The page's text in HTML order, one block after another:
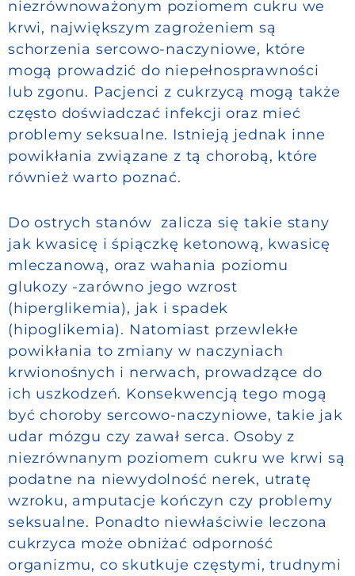
niezrównoważonym poziomem cukru we
krwi, największym zagrożeniem są
schorzenia sercowo-naczyniowe, które
mogą prowadzić do niepełnosprawności
lub zgonu. Pacjenci z cukrzycą mogą także
często doświadczać infekcji oraz mieć
problemy seksualne. Istnieją jednak inne
powikłania związane z tą chorobą, które
również warto poznać.
Do ostrych stanów zalicza się takie stany
jak kwasicę i śpiączkę ketonową, kwasicę
mleczanową, oraz wahania poziomu
glukozy -zarówno jego wzrost
(hiperglikemia), jak i spadek
(hipoglikemia). Natomiast przewlekłe
powikłania to zmiany w naczyniach
krwionośnych i nerwach, prowadzące do
ich uszkodzeń. Konsekwencją tego mogą
być choroby sercowo-naczyniowe, takie jak
udar mózgu czy zawał serca. Osoby z
niezrównanym poziomem cukru we krwi są
podatne na niewydolność nerek, utratę
wzroku, amputacje kończyn czy problemy
seksualne. Ponadto niewłaściwie leczona
cukrzyca może obniżać odporność
organizmu, co skutkuje częstymi, trudnymi